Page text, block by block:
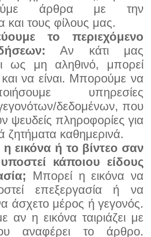
άρθρα με την
και τους φίλους μας.
το περιεχόμενο
Αν κάτι μας
ως μη αληθινό, μπορεί
και να είναι. Μπορούμε να
υπηρεσίες
δεδομένων, που
ψευδείς πληροφορίες για
ζητήματα καθημερινά.
η εικόνα ή το βίντεο σαν
κάποιου είδους
Μπορεί η εικόνα να
επεξεργασία ή να
άσχετο μέρος ή γεγονός.
αν η εικόνα ταιριάζει με
αναφέρει το άρθρο.